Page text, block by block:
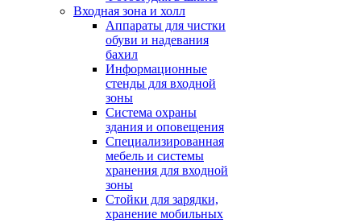
Входная зона и холл
Аппараты для чистки
обуви и надевания
бахил
Информационные
стенды для входной
зоны
Система охраны
здания и оповещения
Специализированная
мебель и системы
хранения для входной
зоны
Стойки для зарядки,
хранение мобильных